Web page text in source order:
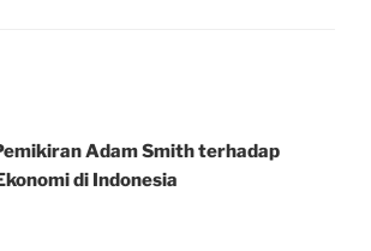
Adam Smith terhadap
di Indonesia